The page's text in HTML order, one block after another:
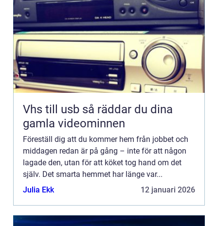
Vhs till usb så räddar du dina
gamla videominnen
Föreställ dig att du kommer hem från jobbet och
middagen redan är på gång – inte för att någon
lagade den, utan för att köket tog hand om det
själv. Det smarta hemmet har länge var...
Julia Ekk
12 januari 2026